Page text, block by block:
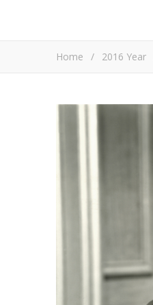
Home / 2016 Year